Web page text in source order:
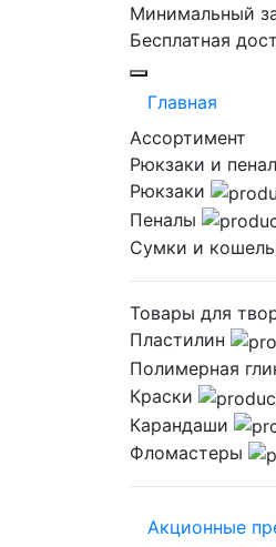
Минимальный
Бесплатная
Главная
Ассортимент
Рюкзаки и
Рюкзаки
Пеналы
Сумки и
Товары для
Пластилин
Полимерная
Краски
Карандаши
Фломастеры
Акционные